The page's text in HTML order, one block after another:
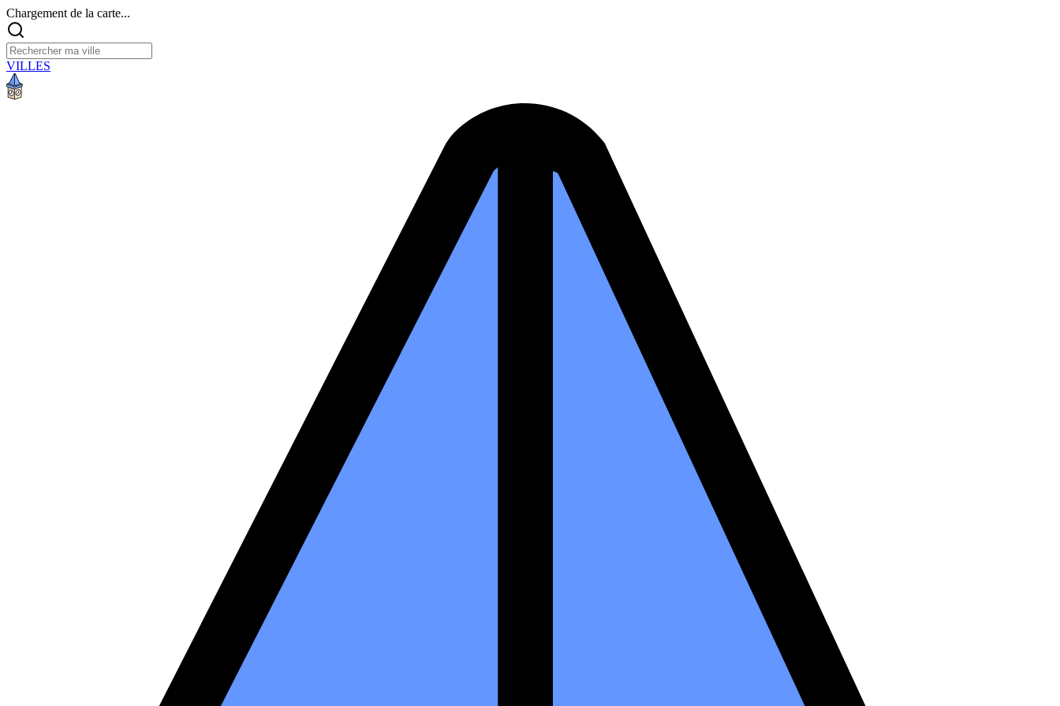
Chargement de la carte...
VILLES